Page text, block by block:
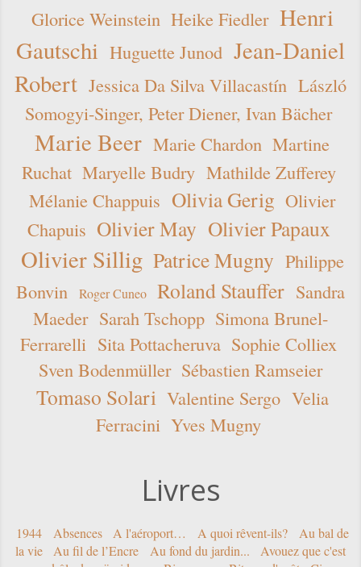
Glorice Weinstein Heike Fiedler Henri
Gautschi Huguette Junod Jean-Daniel
Robert Jessica Da Silva Villacastín László
Somogyi-Singer, Peter Diener, Ivan Bächer
Marie Beer Marie Chardon Martine
Ruchat Maryelle Budry Mathilde Zufferey
Mélanie Chappuis Olivia Gerig Olivier
Chapuis Olivier May Olivier Papaux
Olivier Sillig Patrice Mugny Philippe
Bonvin
Roger Cuneo Roland Stauffer Sandra
Maeder Sarah Tschopp Simona Brunel-
Ferrarelli Sita Pottacheruva Sophie Colliex
Sven Bodenmüller Sébastien Ramseier
Tomaso Solari Valentine Sergo Velia
Ferracini Yves Mugny
Livres
1944 Absences A l'aéroport… A quoi rêvent-ils?
Au bal de
la vie
Au fil de l’Encre Au fond du jardin...
Avouez que c'est